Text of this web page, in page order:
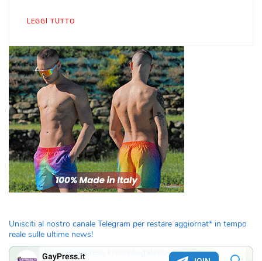
LEGGI TUTTO
Unisciti al nostro canale Telegram per restare aggiornat* in tempo
reale sulle ultime news!